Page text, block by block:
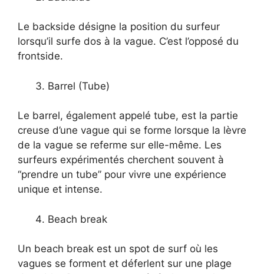
Le backside désigne la position du surfeur
lorsqu’il surfe dos à la vague. C’est l’opposé du
frontside.
Barrel (Tube)
Le barrel, également appelé tube, est la partie
creuse d’une vague qui se forme lorsque la lèvre
de la vague se referme sur elle-même. Les
surfeurs expérimentés cherchent souvent à
“prendre un tube” pour vivre une expérience
unique et intense.
Beach break
Un beach break est un spot de surf où les
vagues se forment et déferlent sur une plage